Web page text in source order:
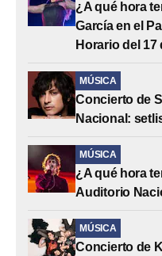
¿A qué hora
García en el
Horario del 17
MÚSICA
Concierto de
Nacional:
MÚSICA
¿A qué hora
Auditorio
MÚSICA
Concierto de